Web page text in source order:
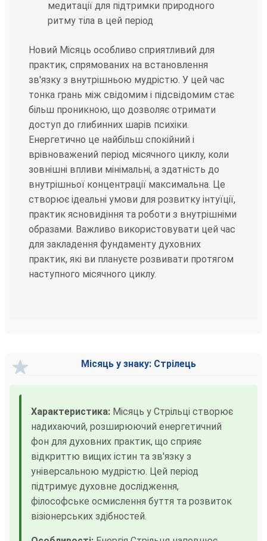
медитації для підтримки природного
ритму тіла в цей період
Новий Місяць особливо сприятливий для
практик, спрямованих на встановлення
зв'язку з внутрішньою мудрістю. У цей час
тонка грань між свідомим і підсвідомим стає
більш проникною, що дозволяє отримати
доступ до глибинних шарів психіки.
Енергетично це найбільш спокійний і
врівноважений період місячного циклу, коли
зовнішні впливи мінімальні, а здатність до
внутрішньої концентрації максимальна. Це
створює ідеальні умови для розвитку інтуїції,
практик ясновидіння та роботи з внутрішніми
образами. Важливо використовувати цей час
для закладення фундаменту духовних
практик, які ви плануєте розвивати протягом
наступного місячного циклу.
Місяць у знаку: Стрілець
Характеристика: Місяць у Стрільці створює
надихаючий, розширюючий енергетичний
фон для духовних практик, що сприяє
відкриттю вищих істин та зв'язку з
універсальною мудрістю. Цей період
підтримує духовне дослідження,
філософське осмислення буття та розвиток
візіонерських здібностей.